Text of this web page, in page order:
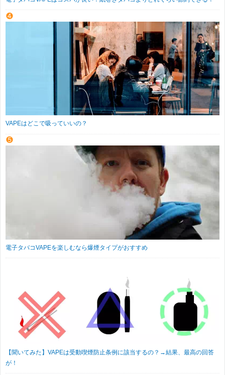
VAPEはどこで吸っていいの？
電子タバコVAPEを楽しむなら爆煙タイプがおすすめ
【聞いてみた】VAPEは受動喫煙防止条例に該当するの？→結果、最高の回答
が！